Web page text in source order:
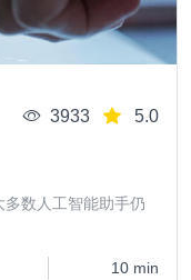
3933 5.0
多数人工智能助手仍
10 min